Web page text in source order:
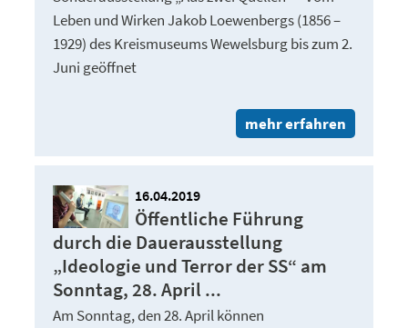
Leben und Wirken Jakob Loewenbergs (1856 –
1929) des Kreismuseums Wewelsburg bis zum 2.
Juni geöffnet
mehr erfahren
16.04.2019
Öffentliche Führung
durch die Dauerausstellung
„Ideologie und Terror der SS“ am
Sonntag, 28. April ...
Am Sonntag, den 28. April können